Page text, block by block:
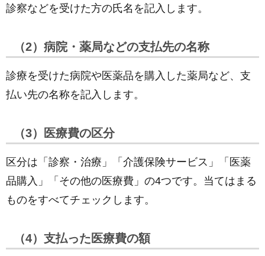
診察などを受けた方の氏名を記入します。
（2）病院・薬局などの支払先の名称
診療を受けた病院や医薬品を購入した薬局など、支
払い先の名称を記入します。
（3）医療費の区分
区分は「診察・治療」「介護保険サービス」「医薬
品購入」「その他の医療費」の4つです。当てはまる
ものをすべてチェックします。
（4）支払った医療費の額